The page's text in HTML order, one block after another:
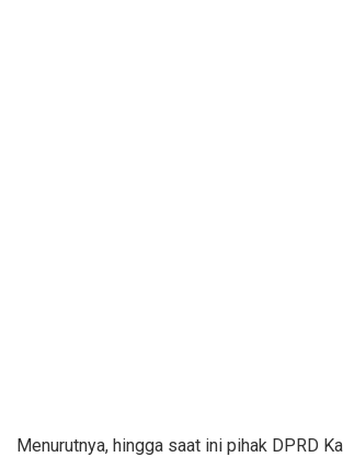
Menurutnya, hingga saat ini pihak DPRD